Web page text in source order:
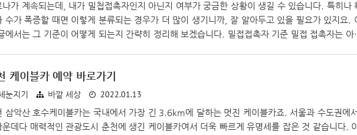
나가 계속되는데, 내가 밀첩접촉자인지 아닌지 여부가 궁금한 상황이 생길 수 있습니다. 특히나
수가 폭증할 때면 이렇게 분류되는 경우가 더 많이 생기니까, 잘 알아두고 있을 필요가 있지요.
에서는 그 기준이 어떻게 되는지 간략히 정리해 보겠습니다. 밀접접촉자 기준 밀접 접촉자는 아
한 대상 사방 2미터 이내 밀폐된 공간 상시 근무자 같이 식사한 사람 수분(5분) 이상 마주보며 대
사람 위 사항에 하나라도 대상이 되면 밀접접촉자, 즉 자가격리 대상으로 분류가 되어 증상유무와
케이블카 예약 바로가기
눈지기 바깥 세상 2022.01.13
삼악산 호수케이블카는 국내에서 가장 긴 3.6km에 달하는 멋진 케이블카죠. 서울과 수도권에서
운데다 매력적인 관광도시 춘천에 생긴 케이블카여서 더욱 빠르게 유명세를 잡은 것 같습니다. 이